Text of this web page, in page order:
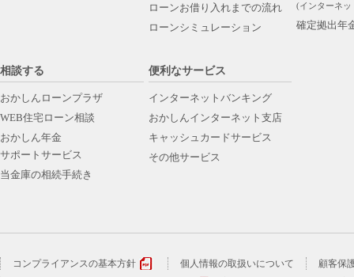
ローンお借り入れまでの流れ
ローンシミュレーション
(インターネッ
確定拠出年
相談する
おかしんローンプラザ
WEB住宅ローン相談
おかしん年金
サポートサービス
当金庫の相続手続き
便利なサービス
インターネットバンキング
おかしんインターネット支店
キャッシュカードサービス
その他サービス
コンプライアンスの基本方針 個人情報の取扱いについて
顧客保